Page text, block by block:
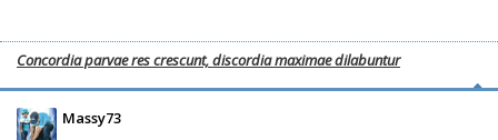
Concordia parvae res crescunt, discordia maximae dilabuntur
Massy73